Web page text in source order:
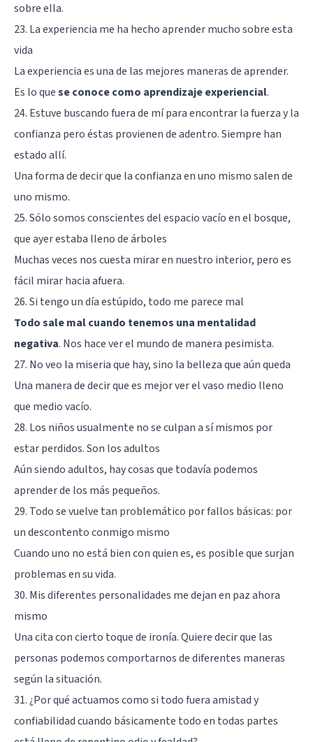
sobre ella.
23. La experiencia me ha hecho aprender mucho sobre esta
vida
La experiencia es una de las mejores maneras de aprender.
Es lo quese conoce como aprendizaje experiencial.
24. Estuve buscando fuera de mí para encontrar la fuerza y la
confianza pero éstas provienen de adentro. Siempre han
estado allí.
Una forma de decir que la confianza en uno mismo salen de
uno mismo.
25. Sólo somos conscientes del espacio vacío en el bosque,
que ayer estaba lleno de árboles
Muchas veces nos cuesta mirar en nuestro interior, pero es
fácil mirar hacia afuera.
26. Si tengo un día estúpido, todo me parece mal
Todo sale mal cuando tenemos una mentalidad
negativa. Nos hace ver el mundo de manera pesimista.
27. No veo la miseria que hay, sino la belleza que aún queda
Una manera de decir que es mejor ver el vaso medio lleno
que medio vacío.
28. Los niños usualmente no se culpan a sí mismos por
estar perdidos. Son los adultos
Aún siendo adultos, hay cosas que todavía podemos
aprender de los más pequeños.
29. Todo se vuelve tan problemático por fallos básicas: por
un descontento conmigo mismo
Cuando uno no está bien con quien es, es posible que surjan
problemas en su vida.
30. Mis diferentes personalidades me dejan en paz ahora
mismo
Una cita con cierto toque de ironía. Quiere decir que las
personas podemos comportarnos de diferentes maneras
según la situación.
31. ¿Por qué actuamos como si todo fuera amistad y
confiabilidad cuando básicamente todo en todas partes